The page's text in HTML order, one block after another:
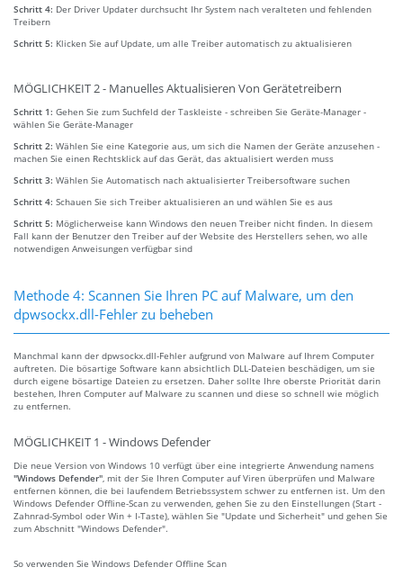
Schritt 4: Der Driver Updater durchsucht Ihr System nach veralteten und fehlenden
Treibern
Schritt 5: Klicken Sie auf Update, um alle Treiber automatisch zu aktualisieren
MÖGLICHKEIT 2 - Manuelles Aktualisieren Von Gerätetreibern
Schritt 1: Gehen Sie zum Suchfeld der Taskleiste - schreiben Sie Geräte-Manager -
wählen Sie Geräte-Manager
Schritt 2: Wählen Sie eine Kategorie aus, um sich die Namen der Geräte anzusehen -
machen Sie einen Rechtsklick auf das Gerät, das aktualisiert werden muss
Schritt 3: Wählen Sie Automatisch nach aktualisierter Treibersoftware suchen
Schritt 4: Schauen Sie sich Treiber aktualisieren an und wählen Sie es aus
Schritt 5: Möglicherweise kann Windows den neuen Treiber nicht finden. In diesem
Fall kann der Benutzer den Treiber auf der Website des Herstellers sehen, wo alle
notwendigen Anweisungen verfügbar sind
Methode 4: Scannen Sie Ihren PC auf Malware, um den
dpwsockx.dll-Fehler zu beheben
Manchmal kann der dpwsockx.dll-Fehler aufgrund von Malware auf Ihrem Computer
auftreten. Die bösartige Software kann absichtlich DLL-Dateien beschädigen, um sie
durch eigene bösartige Dateien zu ersetzen. Daher sollte Ihre oberste Priorität darin
bestehen, Ihren Computer auf Malware zu scannen und diese so schnell wie möglich
zu entfernen.
MÖGLICHKEIT 1 - Windows Defender
Die neue Version von Windows 10 verfügt über eine integrierte Anwendung namens
"Windows Defender" , mit der Sie Ihren Computer auf Viren überprüfen und Malware
entfernen können, die bei laufendem Betriebssystem schwer zu entfernen ist. Um den
Windows Defender Offline-Scan zu verwenden, gehen Sie zu den Einstellungen (Start -
Zahnrad-Symbol oder Win + I-Taste), wählen Sie "Update und Sicherheit" und gehen Sie
zum Abschnitt "Windows Defender".
So verwenden Sie Windows Defender Offline Scan